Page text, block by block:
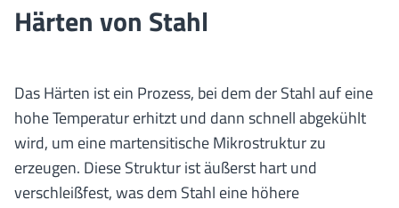
Härten von Stahl
Das Härten ist ein Prozess, bei dem der Stahl auf eine
hohe Temperatur erhitzt und dann schnell abgekühlt
wird, um eine martensitische Mikrostruktur zu
erzeugen. Diese Struktur ist äußerst hart und
verschleißfest, was dem Stahl eine höhere